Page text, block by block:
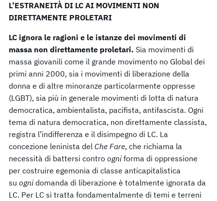
L’ESTRANEITÀ DI LC AI MOVIMENTI NON
DIRETTAMENTE PROLETARI
LC ignora le ragioni e le istanze dei movimenti di
massa non direttamente proletari. Sia movimenti di
massa giovanili come il grande movimento no Global dei
primi anni 2000, sia i movimenti di liberazione della
donna e di altre minoranze particolarmente oppresse
(LGBT), sia più in generale movimenti di lotta di natura
democratica, ambientalista, pacifista, antifascista. Ogni
tema di natura democratica, non direttamente classista,
registra l’indifferenza e il disimpegno di LC. La
concezione leninista del Che Fare, che richiama la
necessità di battersi contro ogniforma di oppressione
per costruire egemonia di classe anticapitalistica
su ognidomanda di liberazione è totalmente ignorata da
LC. Per LC si tratta fondamentalmente di temi e terreni